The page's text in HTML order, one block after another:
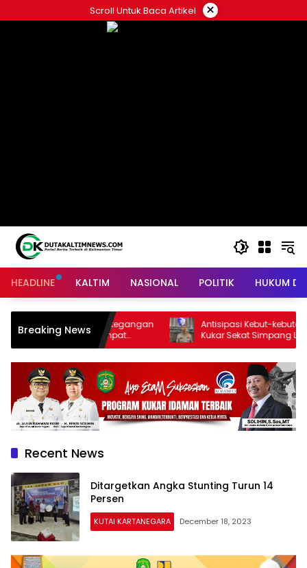
to
Scroll Untuk Baca Artikel ×
HEADLINE KALTIM NASIONAL POLITIK HUKUM
Breaking News
Dipicu Ketegangan
Warga Sempat
Antisipasi Kebut-kebutan,
Kukar Sekat Simpang
Akhir Pekan
Recent News
Ditargetkan Angka Stunting Turun 14
Persen
KUTAI KARTANEGARA December 18, 2023